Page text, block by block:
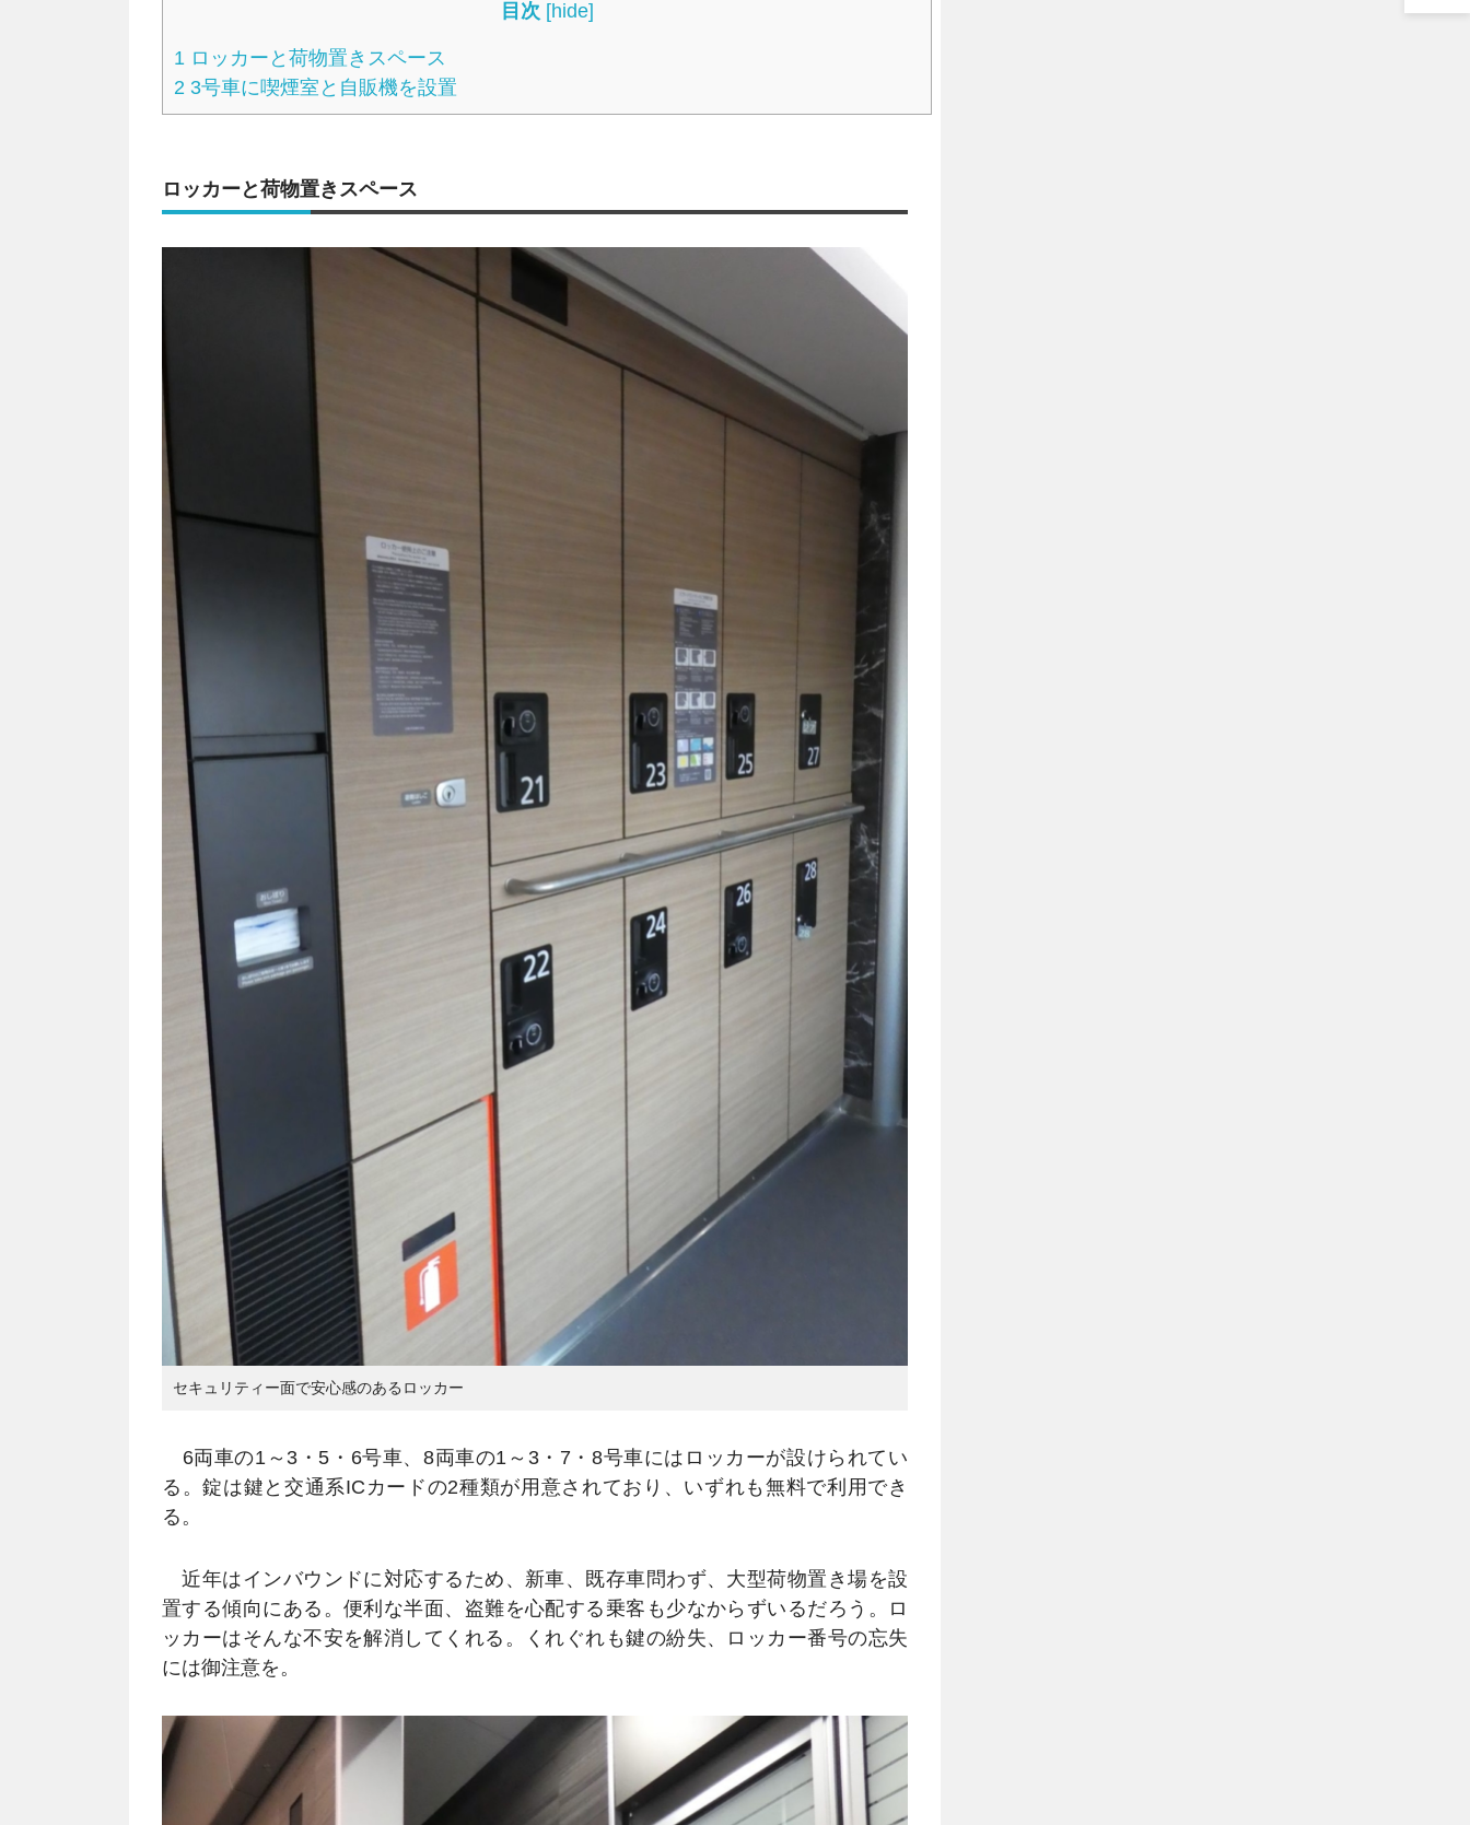
目次 [hide]
1 ロッカーと荷物置きスペース
2 3号車に喫煙室と自販機を設置
ロッカーと荷物置きスペース
セキュリティー面で安心感のあるロッカー
6両車の1～3・5・6号車、8両車の1～3・7・8号車にはロッカーが設けられてい
る。錠は鍵と交通系ICカードの2種類が用意されており、いずれも無料で利用でき
る。
近年はインバウンドに対応するため、新車、既存車問わず、大型荷物置き場を設
置する傾向にある。便利な半面、盗難を心配する乗客も少なからずいるだろう。ロ
ッカーはそんな不安を解消してくれる。くれぐれも鍵の紛失、ロッカー番号の忘失
には御注意を。